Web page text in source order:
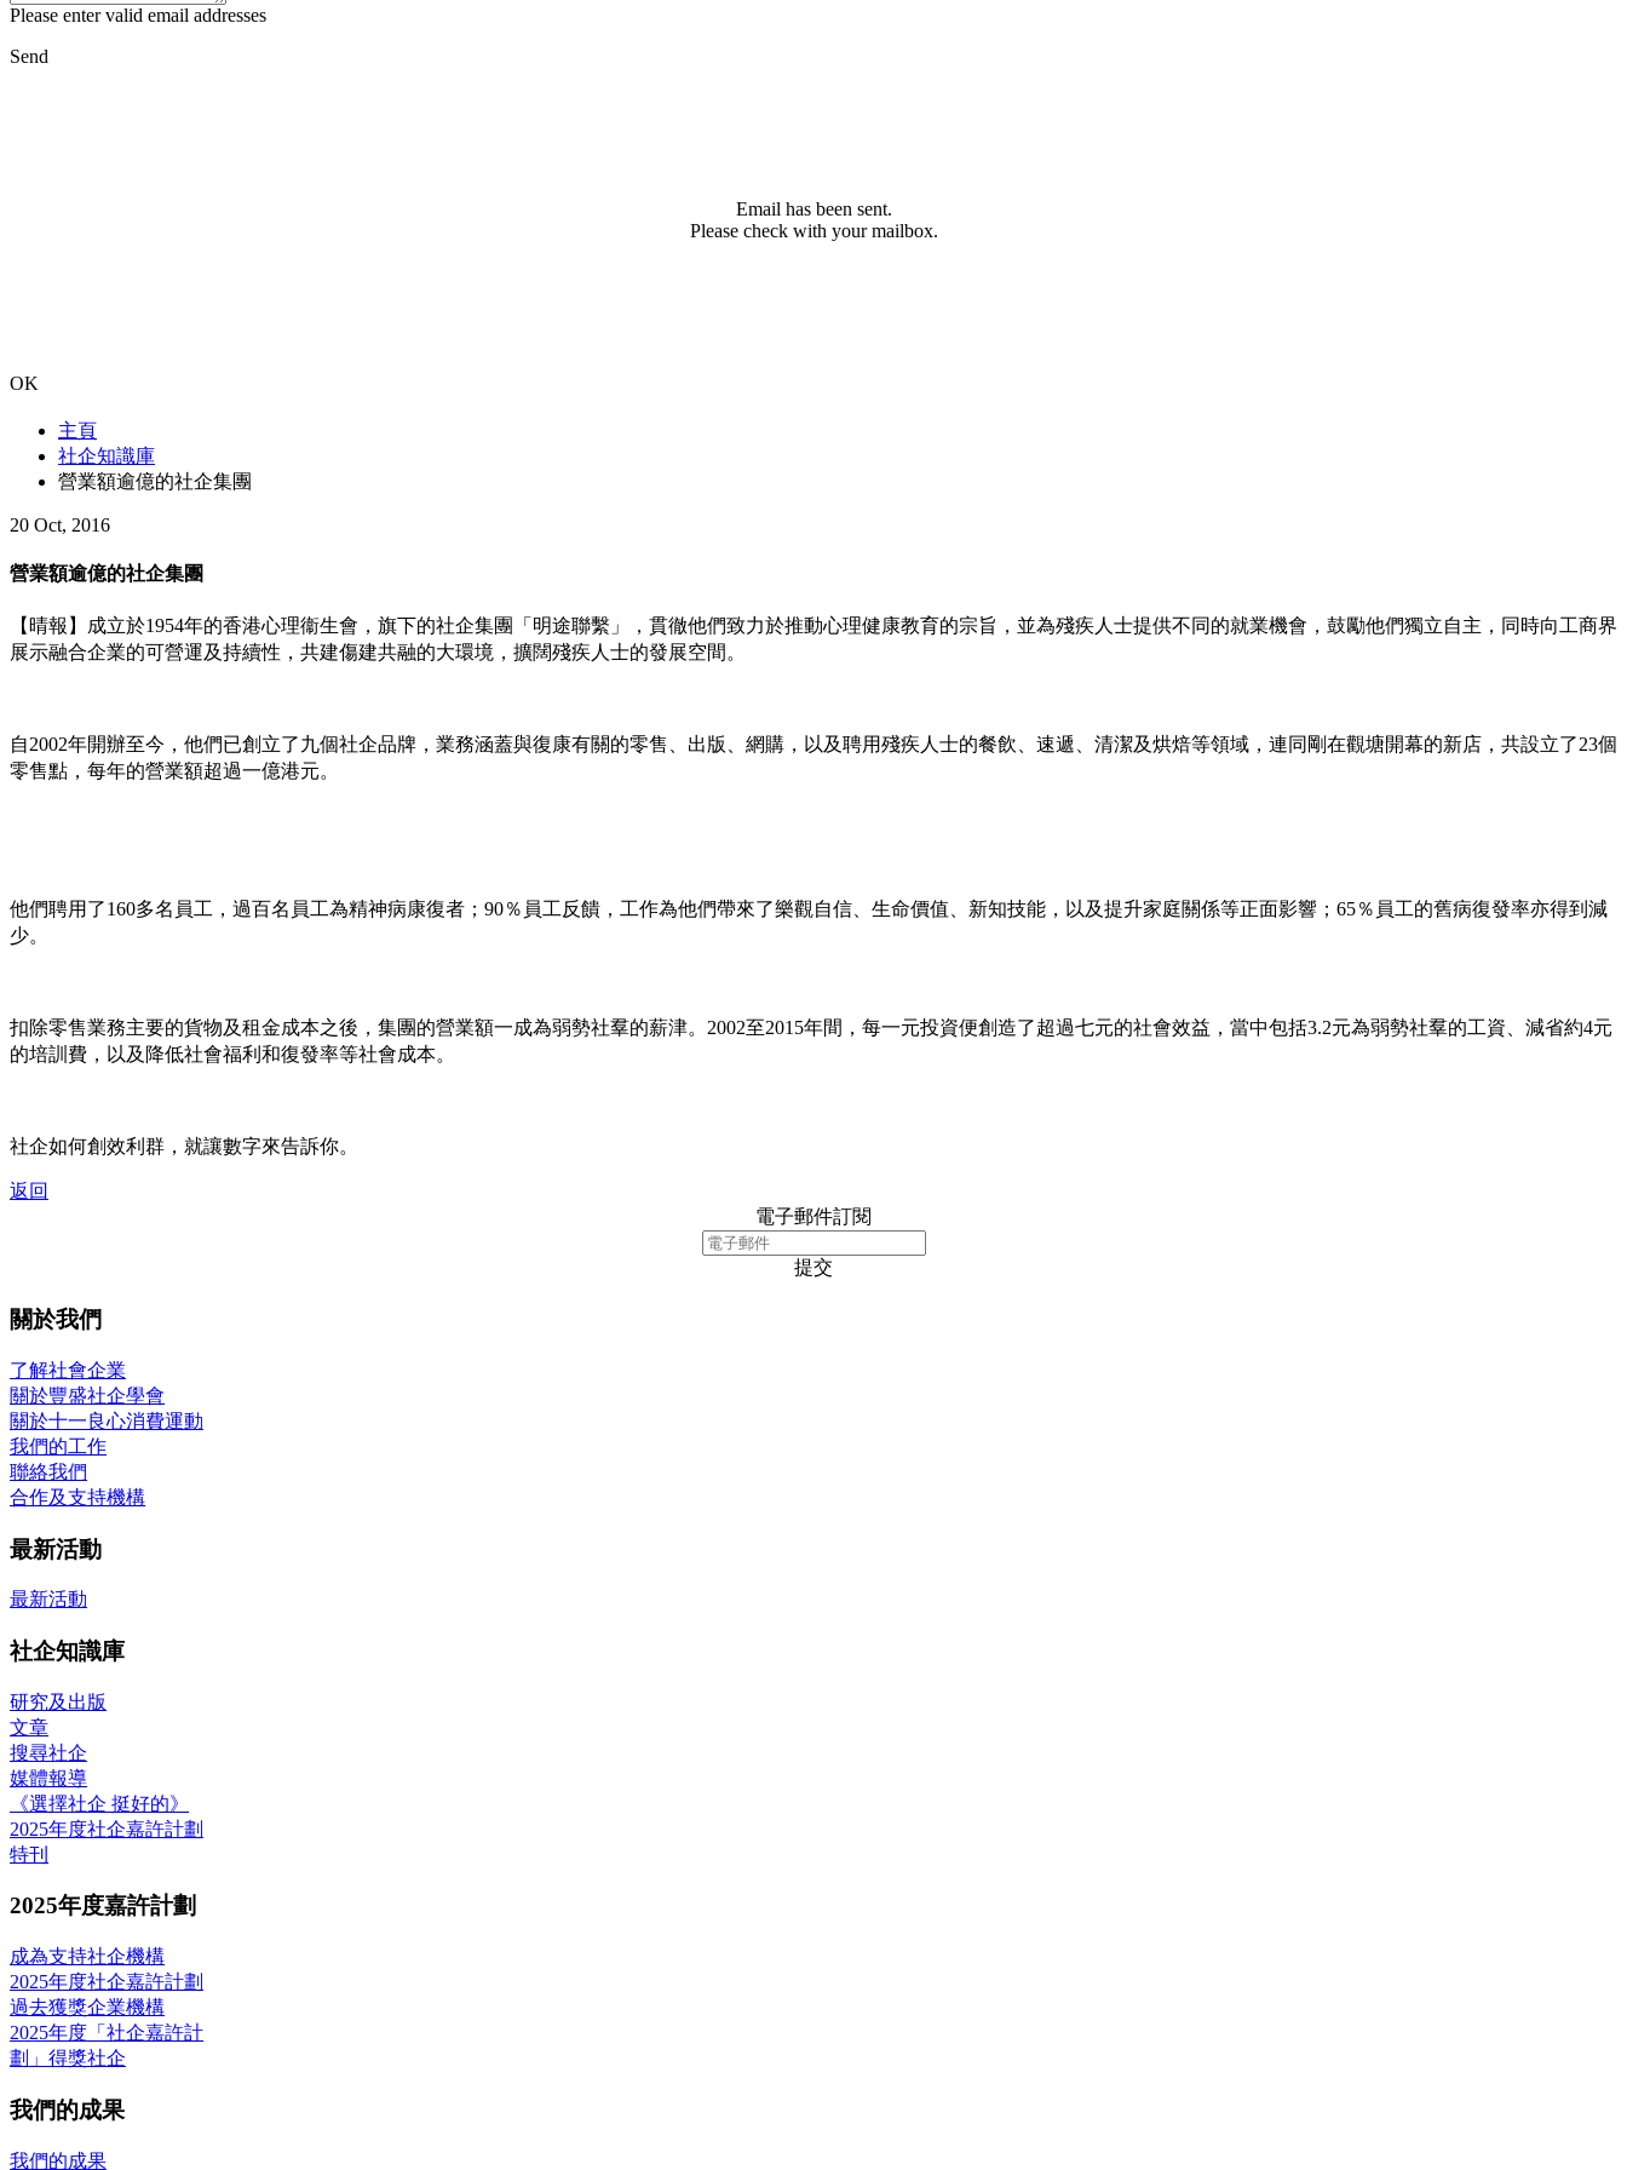
Please enter valid email addresses
Send
Email has been sent.
Please check with your mailbox.
OK
主頁
社企知識庫
營業額逾億的社企集團
20 Oct, 2016
營業額逾億的社企集團
【晴報】成立於1954年的香港心理衞生會，旗下的社企集團「明途聯繫」，貫徹他們致力於推動心理健康教育的宗旨，並為殘疾人士提供不同的就業機會，鼓勵他們獨立自主，同時向工商界
展示融合企業的可營運及持續性，共建傷建共融的大環境，擴闊殘疾人士的發展空間。
自2002年開辦至今，他們已創立了九個社企品牌，業務涵蓋與復康有關的零售、出版、網購，以及聘用殘疾人士的餐飲、速遞、清潔及烘焙等領域，連同剛在觀塘開幕的新店，共設立了23個
零售點，每年的營業額超過一億港元。
他們聘用了160多名員工，過百名員工為精神病康復者；90％員工反饋，工作為他們帶來了樂觀自信、生命價值、新知技能，以及提升家庭關係等正面影響；65％員工的舊病復發率亦得到減
少。
扣除零售業務主要的貨物及租金成本之後，集團的營業額一成為弱勢社羣的薪津。2002至2015年間，每一元投資便創造了超過七元的社會效益，當中包括3.2元為弱勢社羣的工資、減省約4元
的培訓費，以及降低社會福利和復發率等社會成本。
社企如何創效利群，就讓數字來告訴你。
返回
電子郵件訂閱
提交
關於我們
了解社會企業
關於豐盛社企學會
關於十一良心消費運動
我們的工作
聯絡我們
合作及支持機構
最新活動
最新活動
社企知識庫
研究及出版
文章
搜尋社企
媒體報導
《選擇社企 挺好的》
2025年度社企嘉許計劃
特刊
2025年度嘉許計劃
成為支持社企機構
2025年度社企嘉許計劃
過去獲獎企業機構
2025年度「社企嘉許計
劃」得獎社企
我們的成果
我們的成果